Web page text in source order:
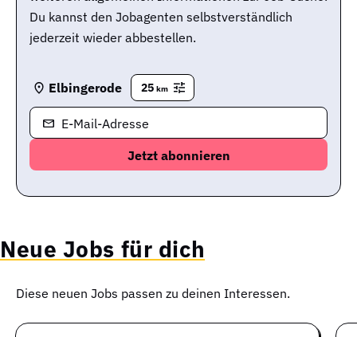
Du kannst den Jobagenten selbstverständlich
jederzeit wieder abbestellen.
Elbingerode 25 km
E-Mail-Adresse
Neue Jobs für dich
Diese neuen Jobs passen zu deinen Interessen.